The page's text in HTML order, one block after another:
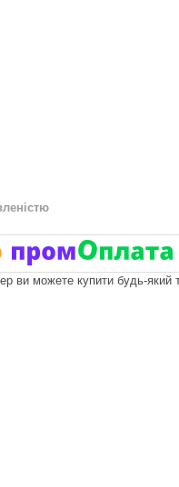
ви можете купити будь-